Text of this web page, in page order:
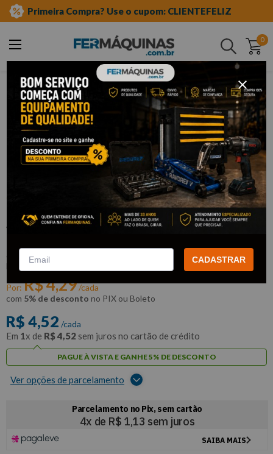
Primeira Compra? Use o cupom: CLIENTEFELIZ
0
Buscar
ferramentas manuais
chave de fenda e phillips
phillips
Chave Phillips 1/8" x 6" - W395
WESTERN
W395
WESTERN
Por: R$4,29/cada
com 5% de desconto no PIX ou Boleto
R$ 4,52 /cada
Em 1x de R$4,52 sem juros no cartão de crédito
PAGUE À VISTA E GANHE 5% DE DESCONTO
Ver opções de parcelamento
CADASTRAR